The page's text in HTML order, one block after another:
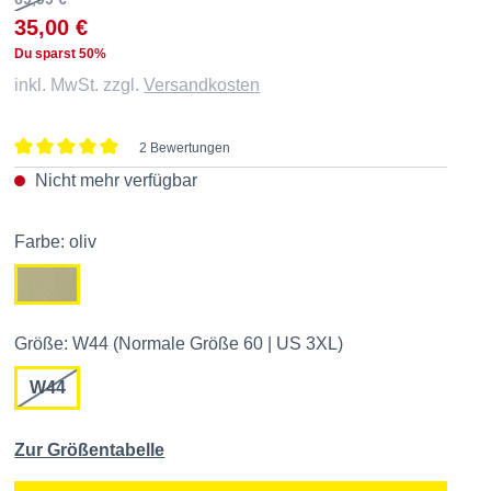
35,00 €
Du sparst 50%
inkl. MwSt. zzgl.Versandkosten
Durchschnittliche Bewertung von 5 von 5 Sternen
2 Bewertungen
Nicht mehr verfügbar
Farbe: oliv
Größe: W44 (Normale Größe 60 | US 3XL)
W44
Zur Größentabelle